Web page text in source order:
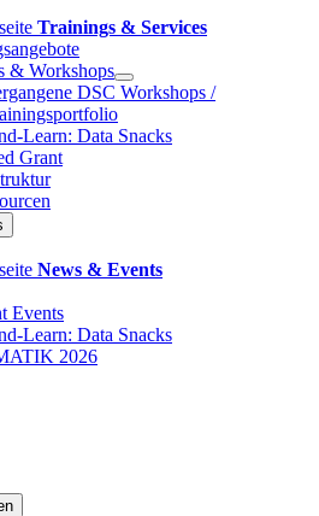
Trainings & Services
& Workshops
DSC Workshops /
Learn: Data Snacks
Grant
News & Events
Events
Learn: Data Snacks
2026